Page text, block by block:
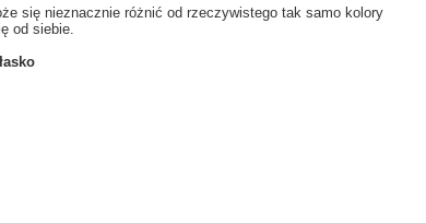
się nieznacznie różnić od rzeczywistego tak samo kolory
od siebie.